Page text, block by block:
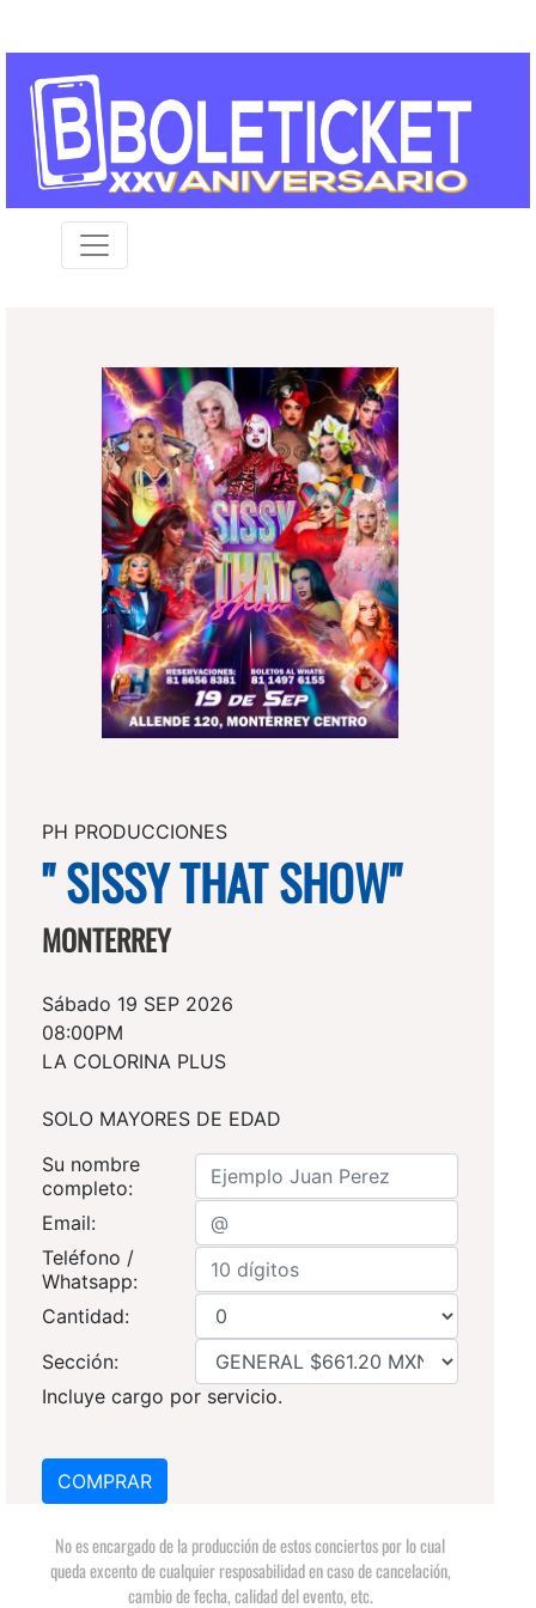
PH PRODUCCIONES
" SISSY THAT SHOW"
MONTERREY
Sábado 19 SEP 2026
08:00PM
LA COLORINA PLUS
SOLO MAYORES DE EDAD
Su nombre
completo:
Email:
Teléfono /
Whatsapp:
Cantidad:
Sección:
Incluye cargo por servicio.
No es encargado de la producción de estos conciertos por lo cual
queda excento de cualquier resposabilidad en caso de cancelación,
cambio de fecha, calidad del evento, etc.